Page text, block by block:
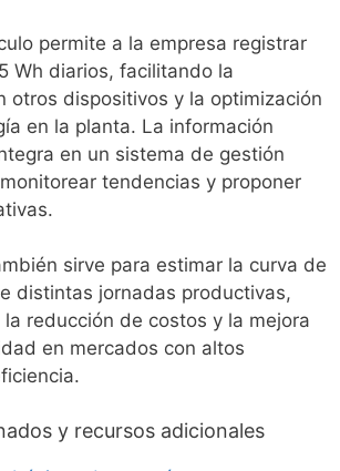
permite a la empresa registrar
Wh diarios, facilitando la
otros dispositivos y la optimización
en la planta. La información
en un sistema de gestión
tendencias y proponer
sirve para estimar la curva de
distintas jornadas productivas,
reducción de costos y la mejora
en mercados con altos
y recursos adicionales